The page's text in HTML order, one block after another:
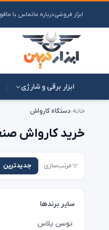
ابزار فروشیدرباره ماتماس با ما
ابزار برقی و شارژی
خانه›دستگاه کارواش
خرید کارواش
مرتب‌سازی جدیدترین
سایر برندها
توسن پلاس